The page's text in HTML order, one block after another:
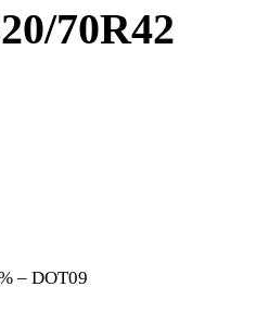
70R42
– DOT09